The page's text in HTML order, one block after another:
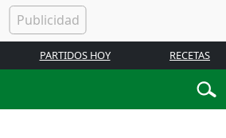
PARTIDOS HOY RECETAS